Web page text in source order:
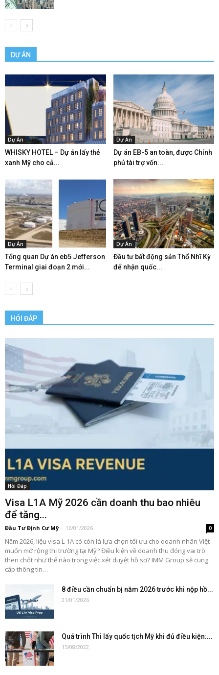
DỰ ÁN
Dự Án
WHISKY HOTEL – Dự án lấy thẻ
xanh Mỹ cho cả...
Dự Án
Dự án EB-5 an toàn, được Chính
phủ tài trợ vốn...
Dự Án
Tổng quan Dự án eb5 Jefferson
Terminal giai đoạn 2 mới...
Dự Án
Đầu tư bất động sản Thổ Nhĩ Kỳ
để nhận quốc...
HỎI ĐÁP
Hỏi Đáp
Visa L1A Mỹ 2026 cần doanh thu bao nhiêu
để tăng...
Đầu Tư Định Cư Mỹ - 16/01/2026 0
Năm 2026, liệu visa L-1A có còn là lựa chọn tối ưu cho doanh nhân Việt
muốn mở rộng thị trường tại Mỹ? Điều kiện về doanh thu đóng vai trò
then chốt như thế nào trong việc xét duyệt hồ sơ? IMM Group sẽ cung
cấp thông tin…
8 điều cần chuẩn bị năm 2026 trước khi nộp hồ...
21/01/2026
Quá trình Thi lấy quốc tịch Mỹ khi đủ điều kiện:...
15/08/2022